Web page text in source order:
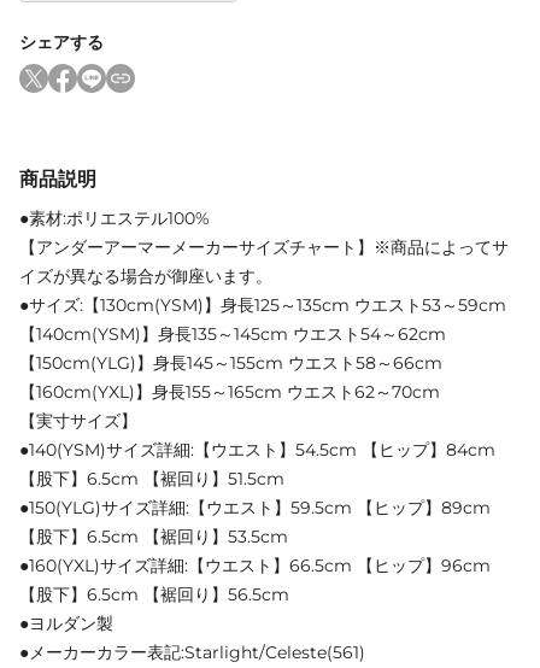
シェアする
商品説明
●素材:ポリエステル100%
【アンダーアーマーメーカーサイズチャート】※商品によってサ
イズが異なる場合が御座います。
●サイズ:【130cm(YSM)】身長125～135cm ウエスト53～59cm
【140cm(YSM)】身長135～145cm ウエスト54～62cm
【150cm(YLG)】身長145～155cm ウエスト58～66cm
【160cm(YXL)】身長155～165cm ウエスト62～70cm
【実寸サイズ】
●140(YSM)サイズ詳細:【ウエスト】54.5cm 【ヒップ】84cm
【股下】6.5cm 【裾回り】51.5cm
●150(YLG)サイズ詳細:【ウエスト】59.5cm 【ヒップ】89cm
【股下】6.5cm 【裾回り】53.5cm
●160(YXL)サイズ詳細:【ウエスト】66.5cm 【ヒップ】96cm
【股下】6.5cm 【裾回り】56.5cm
●ヨルダン製
●メーカーカラー表記:Starlight/Celeste(561)